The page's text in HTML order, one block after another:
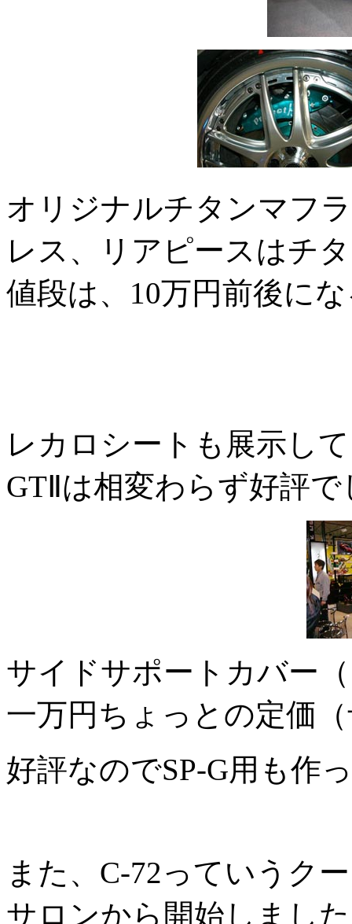
オリジナルチタンマフ
レス、リアピースはチ
値段は、10万円前後に
レカロシートも展示し
GTⅡは相変わらず好評
サイドサポートカバー
一万円ちょっとの定価
好評なのでSP-G用も作
また、C-72っていうク
サロンから開始しまし